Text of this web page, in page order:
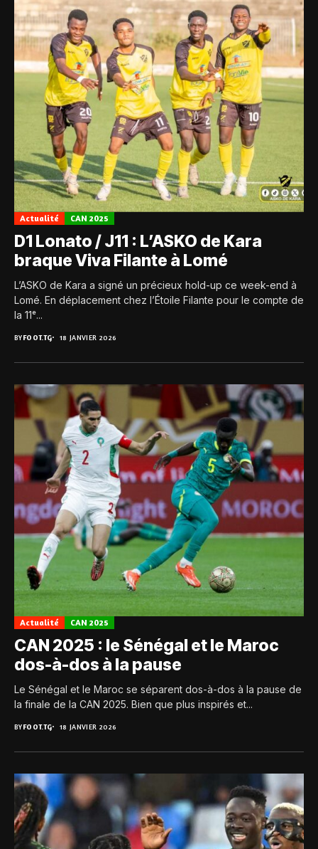
Actualité CAN 2025
D1 Lonato / J11 : L’ASKO de Kara
braque Viva Filante à Lomé
L’ASKO de Kara a signé un précieux hold-up ce week-end à
Lomé. En déplacement chez l’Étoile Filante pour le compte de
la 11ᵉ...
BYFOOT.TG 18 JANVIER 2026
Actualité CAN 2025
CAN 2025 : le Sénégal et le Maroc
dos-à-dos à la pause
Le Sénégal et le Maroc se séparent dos-à-dos à la pause de
la finale de la CAN 2025. Bien que plus inspirés et...
BYFOOT.TG 18 JANVIER 2026